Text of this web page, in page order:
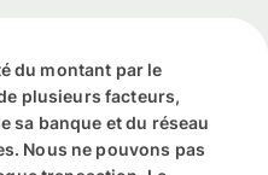
du montant par le
plusieurs facteurs,
sa banque et du réseau
Nous ne pouvons pas